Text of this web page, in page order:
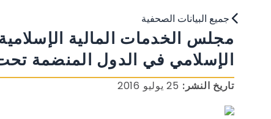
جميع البيانات الصحفية
مجلس الخدمات المالية
الإسلامي في الدول المنضمة
تاريخ النشر: 25 يوليو 2016